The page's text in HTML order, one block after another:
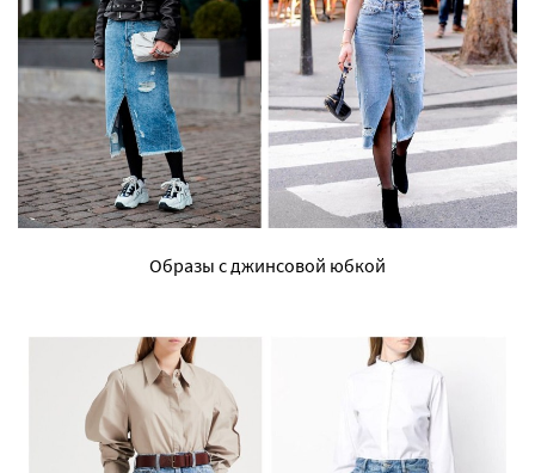
Образы с джинсовой юбкой